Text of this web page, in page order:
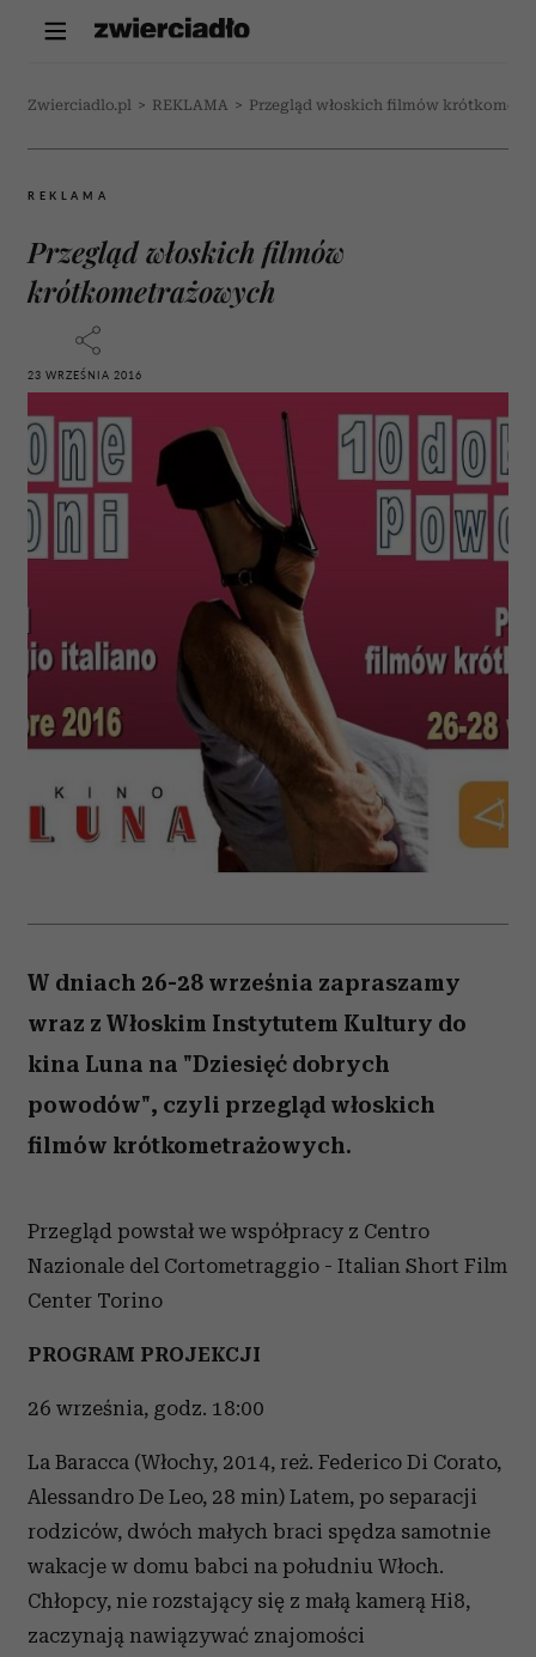
Zwierciadlo.pl > REKLAMA > Przegląd włoskich filmów
REKLAMA
Przegląd włoskich filmów
krótkometrażowych
23 WRZEŚNIA 2016
W dniach 26-28 września zapraszamy
wraz z Włoskim Instytutem Kultury do
kina Luna na "Dziesięć dobrych
powodów", czyli przegląd włoskich
filmów krótkometrażowych.
Przegląd powstał we współpracy z Centro
Nazionale del Cortometraggio - Italian Short Film
Center Torino
PROGRAM PROJEKCJI
26 września, godz. 18:00
La Baracca (Włochy, 2014, reż. Federico Di Corato,
Alessandro De Leo, 28 min) Latem, po separacji
rodziców, dwóch małych braci spędza samotnie
wakacje w domu babci na południu Włoch.
Chłopcy, nie rozstający się z małą kamerą Hi8,
zaczynają nawiązywać znajomości